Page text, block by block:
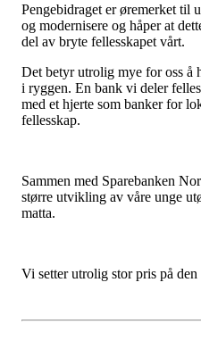
Pengebidraget er øremerket til
og modernisere og håper at
del av bryte fellesskapet vårt.
Det betyr utrolig mye for oss å
i ryggen. En bank vi deler
med et hjerte som banker for
fellesskap.
Sammen med Sparebanken
større utvikling av våre unge
matta.
Vi setter utrolig stor pris på